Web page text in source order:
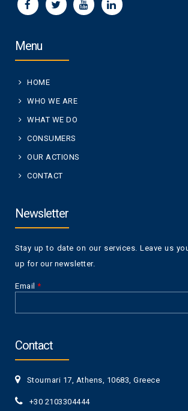
Menu
HOME
WHO WE ARE
WHAT WE DO
CONSUMERS
OUR ACTIONS
CONTACT
Newsletter
Stay up to date on our services. Leave us
up for our newsletter.
Email *
question is
for testing
not you are a
and to
Contact
Stournari 17, Athens, 10683, Greece
+30 2103304444